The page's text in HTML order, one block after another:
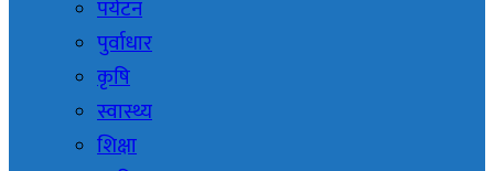
पर्यटन
पुर्वाधार
कृषि
स्वास्थ्य
शिक्षा